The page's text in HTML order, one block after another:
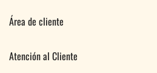
Área de cliente
Perfil
Atención al Cliente